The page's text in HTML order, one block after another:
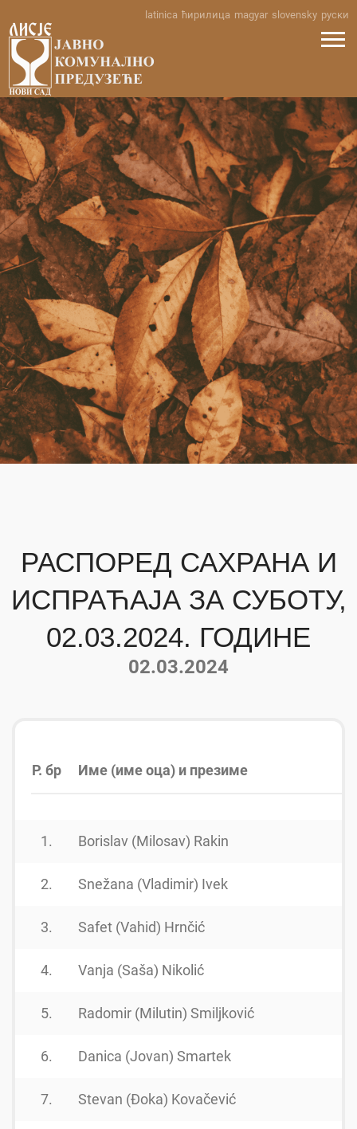
content
latinica ћирилица magyar slovensky руски
РАСПОРЕД САХРАНА И
ИСПРАЋАЈА ЗА СУБОТУ,
02.03.2024. ГОДИНЕ
02.03.2024
Р. бр Име (име оца) и презиме
1. Borislav (Milosav) Rakin
2. Snežana (Vladimir) Ivek
3. Safet (Vahid) Hrnčić
4. Vanja (Saša) Nikolić
5. Radomir (Milutin) Smiljković
6. Danica (Jovan) Smartek
7. Stevan (Đoka) Kovačević